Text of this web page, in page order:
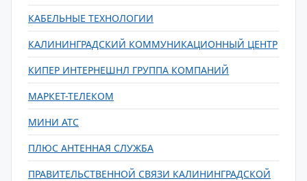
КАБЕЛЬНЫЕ ТЕХНОЛОГИИ
КАЛИНИНГРАДСКИЙ КОММУНИКАЦИОННЫЙ ЦЕНТР
КИПЕР ИНТЕРНЕШНЛ ГРУППА КОМПАНИЙ
МАРКЕТ-ТЕЛЕКОМ
МИНИ АТС
ПЛЮС АНТЕННАЯ СЛУЖБА
ПРАВИТЕЛЬСТВЕННОЙ СВЯЗИ КАЛИНИНГРАДСКОЙ